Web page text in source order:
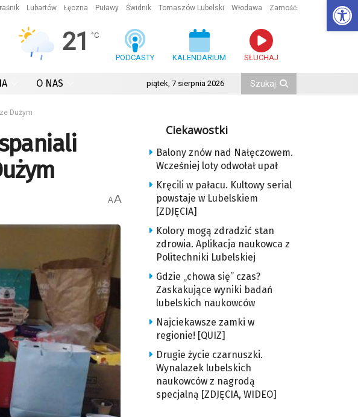
Lubartów Łęczna Puławy Świdnik Tomaszów Lubelski Włodawa Zamość
21 °C
PODCASTY KALENDARIUM SŁUCHAJ
O NAS piątek, 7 sierpnia 2026
Dużym
AA
Ciekawostki
Balony znów nad Nałęczowem.
Wcześniej loty odwołał upał
Kręcili w pałacu. Kultowy serial
powstaje w Lubelskiem
[ZDJĘCIA]
Kolory mogą zdradzić stan
zdrowia. Aplikacja naukowca z
Politechniki Lubelskiej
Gdzie „chowa się” czas?
Zaskakujące wyniki badań
lubelskich naukowców
Najciekawsze zamki w
regionie! [QUIZ]
Drugie życie czarnuszki.
Wynalazek lubelskich
naukowców z nagrodą
specjalną [ZDJĘCIA, WIDEO]